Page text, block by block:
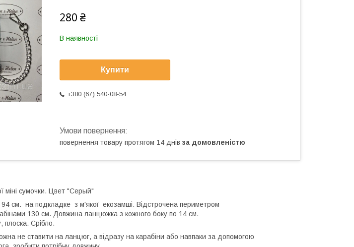
280 ₴
В наявності
Купити
+380 (67) 540-08-54
повернення товару протягом 14 днів за домовленістю
міні сумочки. Цвет "Серый"
см. на подкладке з м'якої екозамші. Відстрочена периметром
130 см. Довжина ланцюжка з кожного боку по 14 см.
плоска. Срібло.
не ставити на ланцюг, а відразу на карабіни або навпаки за допомогою